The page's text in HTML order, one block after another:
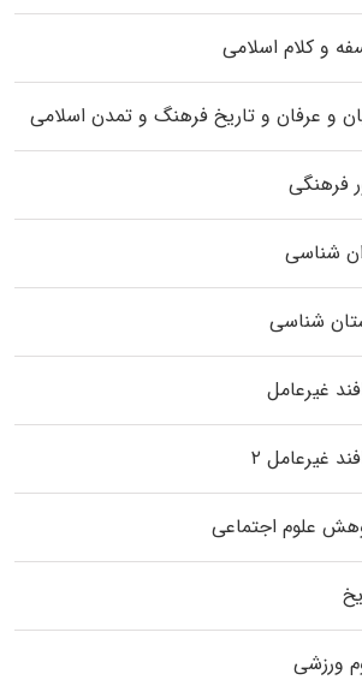
و کلام اسلامی
و عرفان و تاریخ فرهنگ و تمدن اسلامی
فرهنگی
شناسی
شناسی
غیرعامل
غیرعامل ۲
علوم اجتماعی
ورزشی